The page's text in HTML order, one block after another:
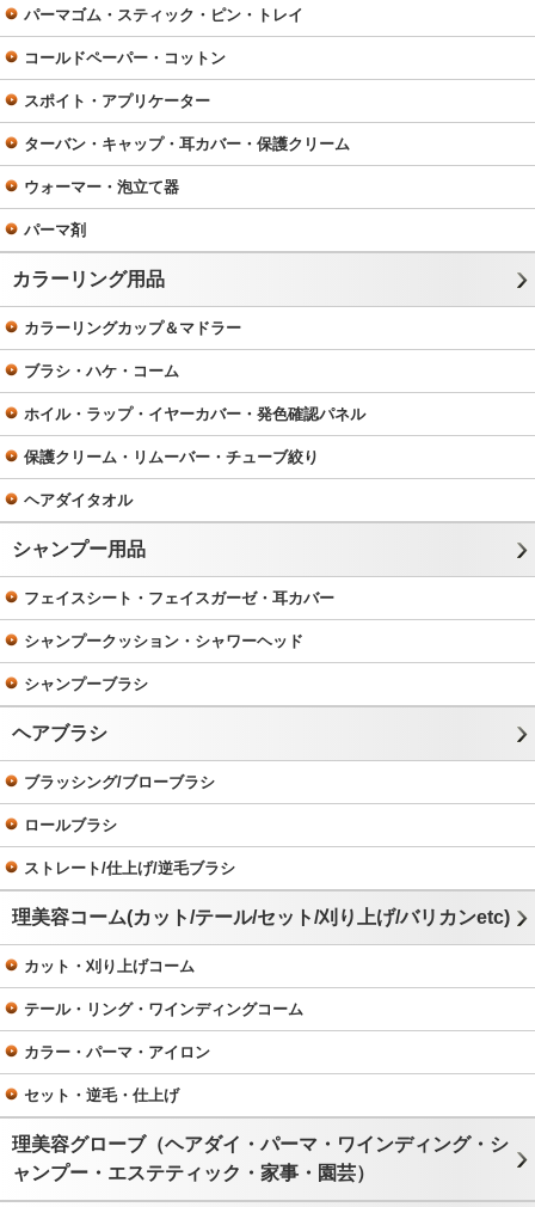
パーマゴム・スティック・ピン・トレイ
コールドペーパー・コットン
スポイト・アプリケーター
ターバン・キャップ・耳カバー・保護クリーム
ウォーマー・泡立て器
パーマ剤
カラーリング用品
カラーリングカップ＆マドラー
ブラシ・ハケ・コーム
ホイル・ラップ・イヤーカバー・発色確認パネル
保護クリーム・リムーバー・チューブ絞り
ヘアダイタオル
シャンプー用品
フェイスシート・フェイスガーゼ・耳カバー
シャンプークッション・シャワーヘッド
シャンプーブラシ
ヘアブラシ
ブラッシング/ブローブラシ
ロールブラシ
ストレート/仕上げ/逆毛ブラシ
理美容コーム(カット/テール/セット/刈り上げ/バリカンetc)
カット・刈り上げコーム
テール・リング・ワインディングコーム
カラー・パーマ・アイロン
セット・逆毛・仕上げ
理美容グローブ（ヘアダイ・パーマ・ワインディング・シ
ャンプー・エステティック・家事・園芸）